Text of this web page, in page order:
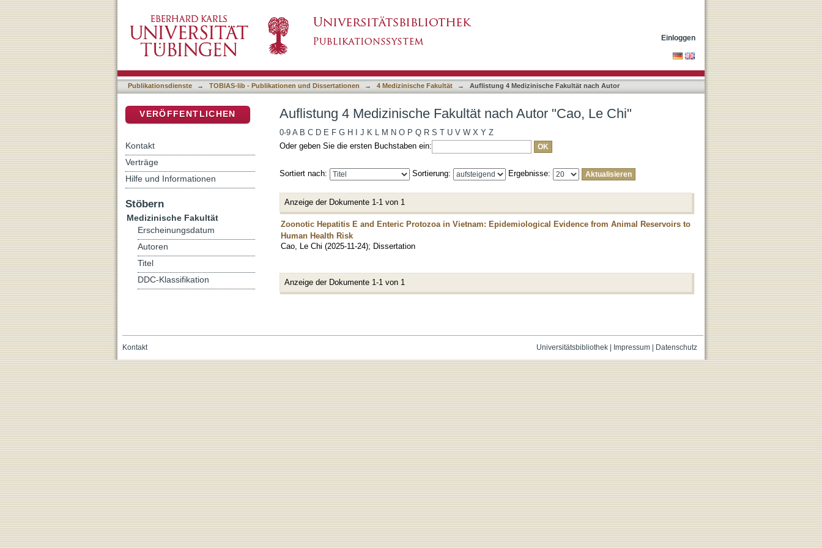
Einloggen
Publikationsdienste → TOBIAS-lib - Publikationen und Dissertationen → 4 Medizinische Fakultät → Auflistung 4 Medizinische Fakultät nach Autor
Auflistung 4 Medizinische Fakultät nach Autor "Cao, Le Chi"
0-9 A B C D E F G H J K L M N O P Q R S T U V W X Y Z
Oder geben Sie die ersten Buchstaben ein:
Sortiert nach: Sortierung: Ergebnisse:
Anzeige der Dokumente 1-1 von 1
Zoonotic Hepatitis E and Enteric Protozoa in Vietnam: Epidemiological Evidence from Animal Reservoirs to
Human Health Risk
Cao, Le Chi (2025-11-24); Dissertation
Anzeige der Dokumente 1-1 von 1
VERÖFFENTLICHEN
Kontakt
Verträge
Hilfe und Informationen
Stöbern
Medizinische Fakultät
Erscheinungsdatum
Autoren
Titel
DDC-Klassifikation
Universitätsbibliothek| Impressum| Datenschutz
Kontakt